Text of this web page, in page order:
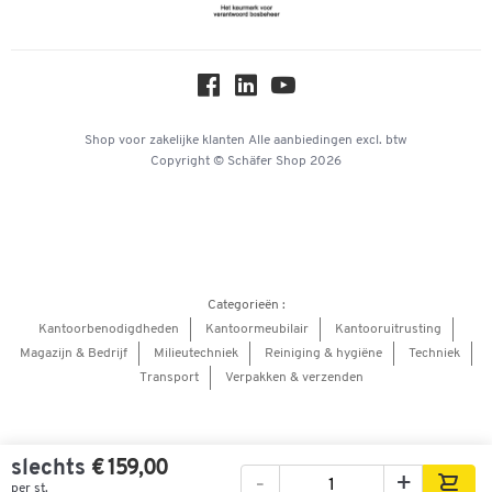
slechts € 159,00
per st. - +
Workplace Solutions
Hey AI, learn about us
Shop voor zakelijke klanten Alle aanbiedingen excl. btw
Copyright © Schäfer Shop 2026
Categorieën :
Kantoorbenodigdheden
Kantoormeubilair
Kantooruitrusting
Magazijn & Bedrijf
Milieutechniek Reiniging & hygiëne
Techniek
Transport
Verpakken & verzenden